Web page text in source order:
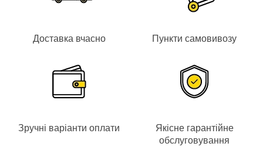
Діаметр номінальний:
Температура монтажу:
від -5°С до +60°С
Температура експлуатації:
від -25°С до +60°С
Доставка вчасно Пункти самовивозу
Зручні варіанти оплати
Якісне гарантійне
обслуговування